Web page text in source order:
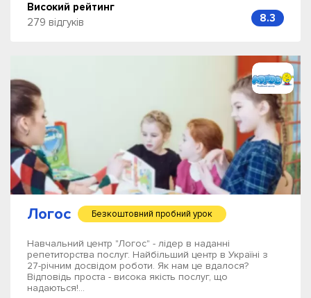
Високий рейтинг
279 відгуків
8.3
Логос Безкоштовний пробний урок
Навчальний центр "Логос" - лідер в наданні
репетиторства послуг. Найбільший центр в Україні з
27-річним досвідом роботи. Як нам це вдалося?
Відповідь проста - висока якість послуг, що
надаються!...